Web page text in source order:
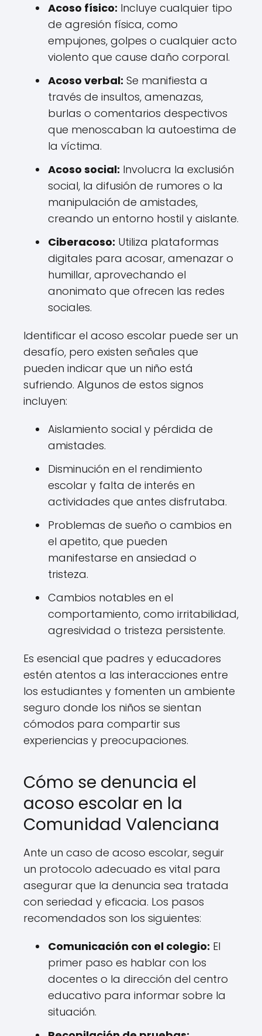
Acoso físico: Incluye cualquier tipo
de agresión física, como
empujones, golpes o cualquier acto
violento que cause daño corporal.
Acoso verbal: Se manifiesta a
través de insultos, amenazas,
burlas o comentarios despectivos
que menoscaban la autoestima de
la víctima.
Acoso social: Involucra la exclusión
social, la difusión de rumores o la
manipulación de amistades,
creando un entorno hostil y aislante.
Ciberacoso: Utiliza plataformas
digitales para acosar, amenazar o
humillar, aprovechando el
anonimato que ofrecen las redes
sociales.
Identificar el acoso escolar puede ser un
desafío, pero existen señales que
pueden indicar que un niño está
sufriendo. Algunos de estos signos
incluyen:
Aislamiento social y pérdida de
amistades.
Disminución en el rendimiento
escolar y falta de interés en
actividades que antes disfrutaba.
Problemas de sueño o cambios en
el apetito, que pueden
manifestarse en ansiedad o
tristeza.
Cambios notables en el
comportamiento, como irritabilidad,
agresividad o tristeza persistente.
Es esencial que padres y educadores
estén atentos a las interacciones entre
los estudiantes y fomenten un ambiente
seguro donde los niños se sientan
cómodos para compartir sus
experiencias y preocupaciones.
Cómo se denuncia el
acoso escolar en la
Comunidad Valenciana
Ante un caso de acoso escolar, seguir
un protocolo adecuado es vital para
asegurar que la denuncia sea tratada
con seriedad y eficacia. Los pasos
recomendados son los siguientes:
Comunicación con el colegio: El
primer paso es hablar con los
docentes o la dirección del centro
educativo para informar sobre la
situación.